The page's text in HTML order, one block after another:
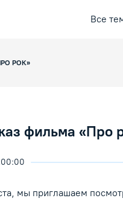
Все
РОК»
фильма «Про
скорость воспроизведения
мы приглашаем